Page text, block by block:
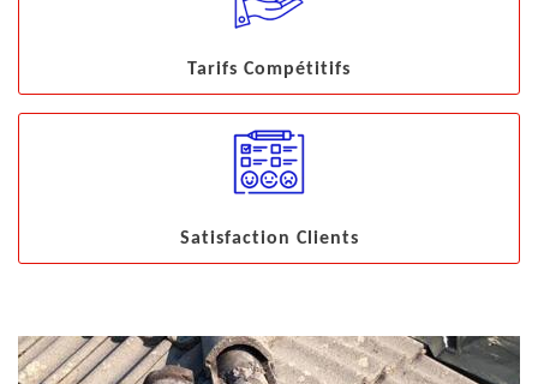
Tarifs Compétitifs
Satisfaction Clients